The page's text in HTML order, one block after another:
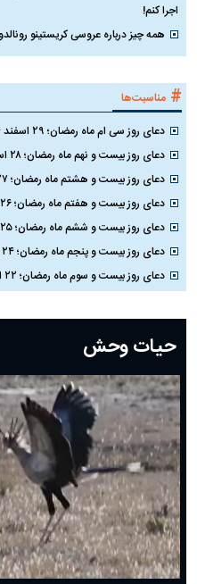
اجرا کنم!
همه چیز درباره عروسی کریستینو
# مناسبت‌ها
دعای روز سی ام ماه رمضان؛ ۲۹ اسفند ۱۴۰۴
دعای روز بیست و نهم ماه رمضان؛ ۲۸ اسفند ۱۴۰۴
دعای روز بیست و هشتم ماه رمضان؛ ۲۷ اسفند ۱۴۰۴
دعای روز بیست و هفتم ماه رمضان؛ ۲۶ اسفند ۱۴۰۴
دعای روز بیست و ششم ماه رمضان؛ ۲۵ اسفند ۱۴۰۴
دعای روز بیست و پنجم ماه رمضان؛ ۲۴ اسفند ۱۴۰۴
دعای روز بیست و سوم ماه رمضان؛ ۲۲ اسفند ۱۴۰۴
دعای روز بیستم ماه رمضان؛ ۱۹ اسفند ۱۴۰۴
دعای روز هشتم ماه مبارک رمضان؛ ۷ اسفند ماه ۱۴۰۴
دعای روز هفتم ماه رمضان؛ ۶ اسفند ۱۴۰۴
دعای روز ششم ماه رمضان؛ ۵ اسفند ۱۴۰۴
دعای روز پنجم ماه رمضان؛ ۴ اسفند ۱۴۰۴
دعای روز چهارم ماه مبارک رمضان؛ ۳ اسفند ۱۴۰۴
دعای روز سوم ماه مبارک رمضان؛ ۱۴ اسفند ۱۴۰۴
دعای روز دوم ماه مبارک رمضان ۱ اسفند ماه ۱۴۰۴
دعای روز اول ماه مبارک رمضان، ۳۰ بهمن ۱۴۰۴
حضرت زینب(س) چگونه از دنیا رفت؟
بهترین پیامک تبریک روز پدر ۱۴۰۴؛ جملات زیبا و صمیمانه
حیات وحش